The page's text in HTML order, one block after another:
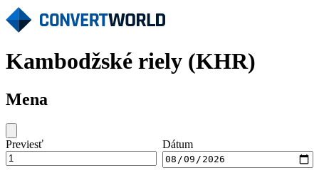
Kambodžské riely (KHR)
Mena
Previesť Dátum